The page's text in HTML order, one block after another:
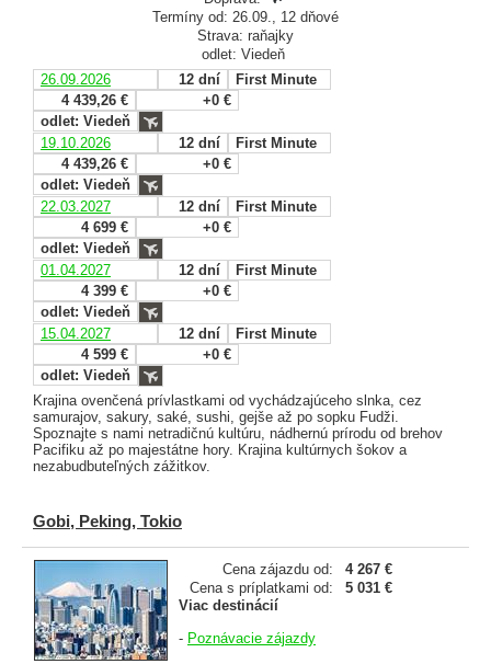
Termíny od: 26.09., 12 dňové
Strava: raňajky
odlet: Viedeň
26.09.2026
12 dní
First Minute
4 439,26 €
+0 €
odlet: Viedeň
19.10.2026
12 dní
First Minute
4 439,26 €
+0 €
odlet: Viedeň
22.03.2027
12 dní
First Minute
4 699 €
+0 €
odlet: Viedeň
01.04.2027
12 dní
First Minute
4 399 €
+0 €
odlet: Viedeň
15.04.2027
12 dní
First Minute
4 599 €
+0 €
odlet: Viedeň
Krajina ovenčená prívlastkami od vychádzajúceho slnka, cez
samurajov, sakury, saké, sushi, gejše až po sopku Fudži.
Spoznajte s nami netradičnú kultúru, nádhernú prírodu od brehov
Pacifiku až po majestátne hory. Krajina kultúrnych šokov a
nezabudbuteľných zážitkov.
Gobi, Peking, Tokio
Cena zájazdu od:
4 267 €
Cena s príplatkami od:
5 031 €
Viac destinácií
- Poznávacie zájazdy